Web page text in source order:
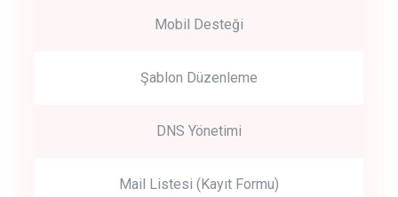
Mobil Desteği
Şablon Düzenleme
DNS Yönetimi
Mail Listesi (Kayıt Formu)